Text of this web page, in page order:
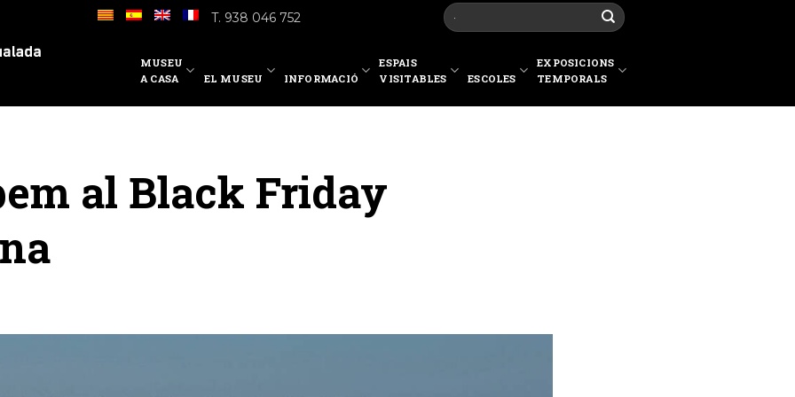
T. 938 046 752
MUSEU
A CASA
EL MUSEU INFORMACIÓ
ESPAIS
VISITABLES
ESCOLES
EXPOSICIONS
TEMPORALS
al Black Friday